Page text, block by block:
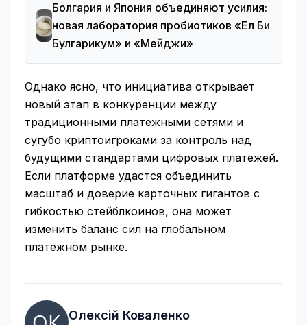
Болгария и Япония объединяют усилия:
новая лаборатория пробиотиков «Ел Би
Булгарикум» и «Мейджи»
Однако ясно, что инициатива открывает
новый этап в конкуренции между
традиционными платежными сетями и
сугубо криптоигроками за контроль над
будущими стандартами цифровых платежей.
Если платформе удастся объединить
масштаб и доверие карточных гигантов с
гибкостью стейблкоинов, она может
изменить баланс сил на глобальном
платежном рынке.
Олексій Коваленко